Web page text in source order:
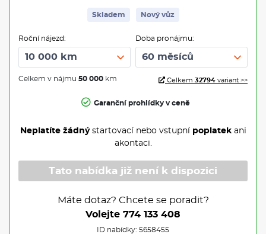
Skladem Nový vůz
Roční nájezd:
Celkem v nájmu 50 000 km
Doba pronájmu:
Celkem 32794 variant >>
Garanční prohlídky v ceně
Neplatíte žádnýstartovací nebo vstupní poplatekani
akontaci.
Tato nabídka již není k dispozici
Máte dotaz? Chcete se poradit?
Volejte 774 133 408
ID nabídky: 5658455